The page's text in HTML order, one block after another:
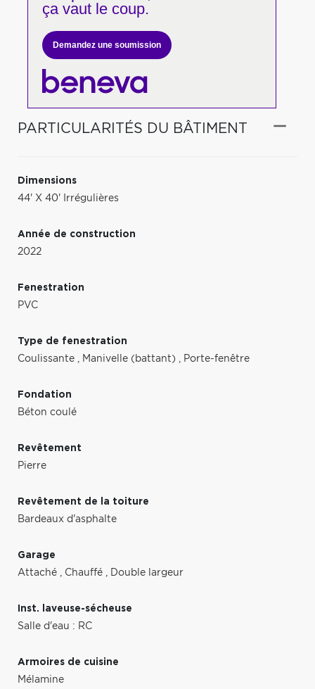
ça vaut le coup.
Demandez une soumission
PARTICULARITÉS DU BÂTIMENT
Dimensions
44' X 40' Irrégulières
Année de construction
2022
Fenestration
PVC
Type de fenestration
Coulissante , Manivelle (battant) , Porte-fenêtre
Fondation
Béton coulé
Revêtement
Pierre
Revêtement de la toiture
Bardeaux d'asphalte
Garage
Attaché , Chauffé , Double largeur
Inst. laveuse-sécheuse
Salle d'eau : RC
Armoires de cuisine
Mélamine